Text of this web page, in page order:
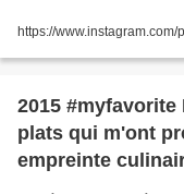
https://www.instagram.com/
2015 #myfavorite Difficile de faire 9 choix de
plats qui m'ont
empreinte
noisette de